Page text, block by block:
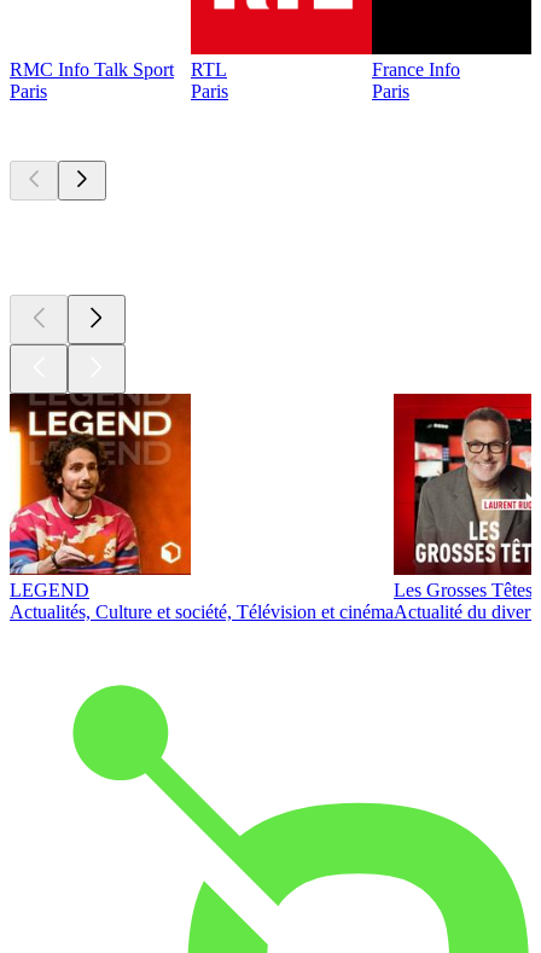
RMC Info Talk Sport
Paris
RTL
Paris
France Info
Paris
LEGEND
Actualités, Culture et société, Télévision et cinéma
Les Grosses Têtes
Actualité du